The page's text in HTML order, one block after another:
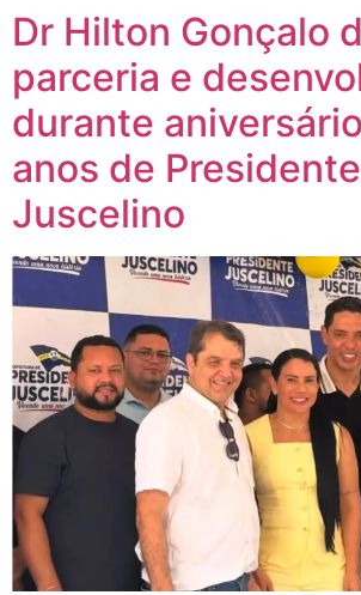
Dr Hilton Gonçalo
parceria e
durante
anos de Presidente
Juscelino